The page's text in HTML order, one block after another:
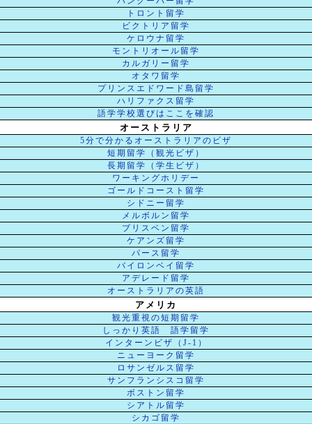
トロント留学
ビクトリア留学
ケロウナ留学
モントリオール留学
カルガリー留学
オタワ留学
プリンスエドワード島留学
ハリファクス留学
語学学校選びはここを確認
オーストラリア
5分で分かるオーストラリアのビザ
短期留学（観光ビザ）
長期留学（学生ビザ）
ワーキングホリデー
ゴールドコースト留学
シドニー留学
メルボルン留学
ブリスベン留学
ケアンズ留学
パース留学
バイロンベイ留学
アデレード留学
オーストラリアの英語
アメリカ
観光重視の短期留学
しっかり英語 語学留学
インターンビザ（J-1）
ニューヨーク留学
ロサンゼルス留学
サンフランシスコ留学
ボストン留学
シアトル留学
シカゴ留学